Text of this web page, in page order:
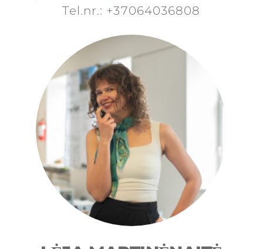
Tel.nr.: +37064036808